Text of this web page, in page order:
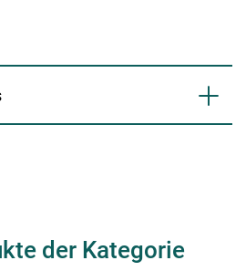
der Kategorie